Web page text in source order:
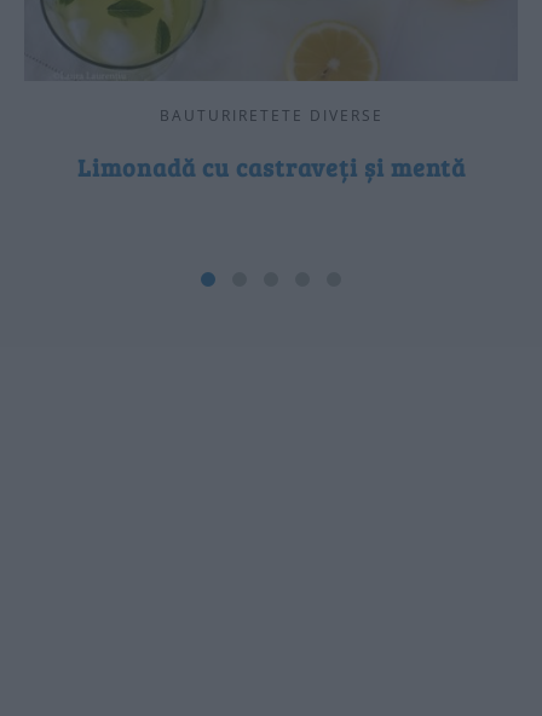
BAUTURIRETETE DIVERSE
Limonadă cu castraveți și mentă